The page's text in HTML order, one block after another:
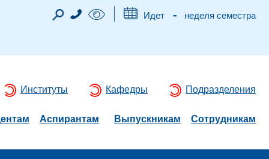
Идет - неделя семестра
Институты Кафедры Подразделения
Аспирантам Выпускникам Сотрудникам